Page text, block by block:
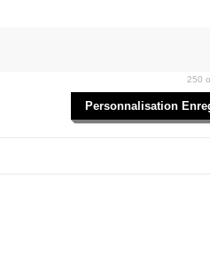
250
Personnalisation